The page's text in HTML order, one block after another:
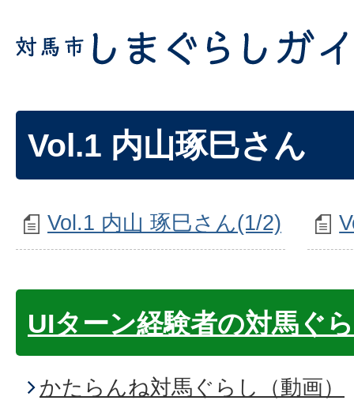
Vol.1 内山琢巳さん
Vol.1 内山 琢巳さん(1/2)
UIターン経験者の対馬ぐ
かたらんね対馬ぐらし（動画）